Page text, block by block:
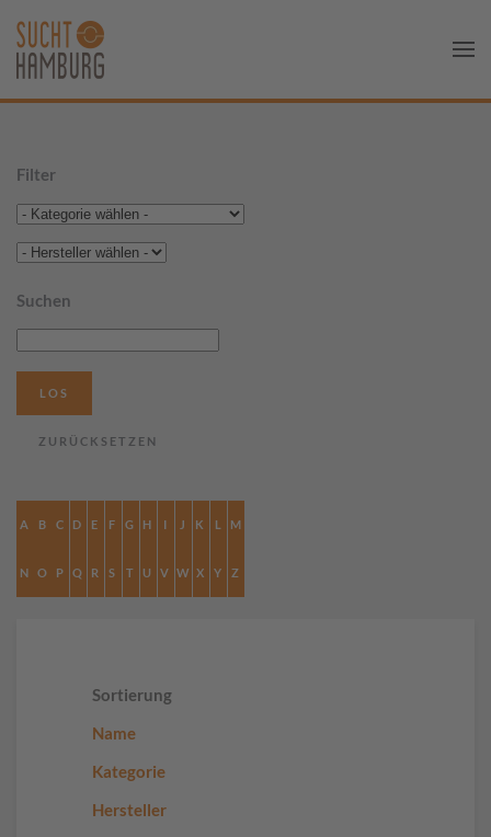
Filter
Suchen
A B C D E F G H I J K L M
N O P Q R S T U V W X Y Z
Sortierung
Name
Kategorie
Hersteller